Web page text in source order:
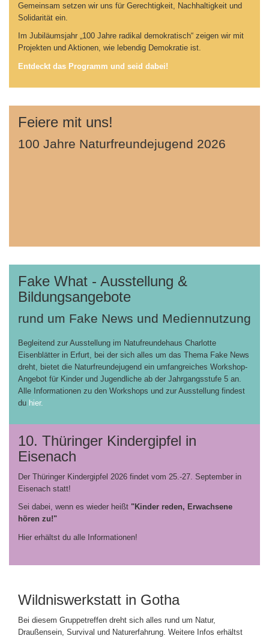
Gemeinsam setzen wir uns für Gerechtigkeit, Nachhaltigkeit und
Solidarität ein.
Im Jubiläumsjahr „100 Jahre radikal demokratisch“ zeigen wir mit
Projekten und Aktionen, wie lebendig Demokratie ist.
Entdeckt das Programm und seid dabei!
Feiere mit uns!
100 Jahre Naturfreundejugend 2026
Fake What - Ausstellung &
Bildungsangebote
rund um Fake News und Mediennutzung
Begleitend zur Ausstellung im Natufreundehaus Charlotte
Eisenblätter in Erfurt, bei der sich alles um das Thema Fake News
dreht, bietet die Naturfreundejugend ein umfangreiches Workshop-
Angebot für Kinder und Jugendliche ab der Jahrgangsstufe 5 an.
Alle Informationen zu den Workshops und zur Ausstellung findest
du hier.
10. Thüringer Kindergipfel in
Eisenach
Der Thüringer Kindergipfel 2026 findet vom 25.-27. September in
Eisenach statt!
Sei dabei, wenn es wieder heißt "Kinder reden, Erwachsene
hören zu!"
Hier erhältst du alle Informationen!
Wildniswerkstatt in Gotha
Bei diesem Gruppetreffen dreht sich alles rund um Natur,
Draußensein, Survival und Naturerfahrung. Weitere Infos erhältst